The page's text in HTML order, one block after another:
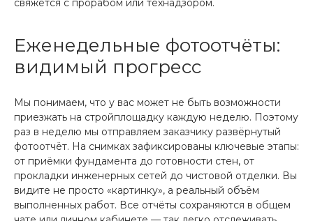
свяжется с прорабом или технадзором.
Еженедельные фотоотчёты:
видимый прогресс
Мы понимаем, что у вас может не быть возможности
приезжать на стройплощадку каждую неделю. Поэтому
раз в неделю мы отправляем заказчику развёрнутый
фотоотчёт. На снимках зафиксированы ключевые этапы:
от приёмки фундамента до готовности стен, от
прокладки инженерных сетей до чистовой отделки. Вы
видите не просто «картинку», а реальный объём
выполненных работ. Все отчёты сохраняются в общем